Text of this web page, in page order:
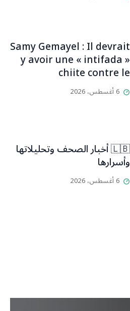
Samy Gemayel : Il devrait
y avoir une « intifada »
chiite contre le
HezbollahL’OLJ / Par
Scarlett HADDAD,
6 أغسطس، 2026
🇱🇧 أخبار الصحف وتحليلاتها
وأسرارها
6 أغسطس، 2026